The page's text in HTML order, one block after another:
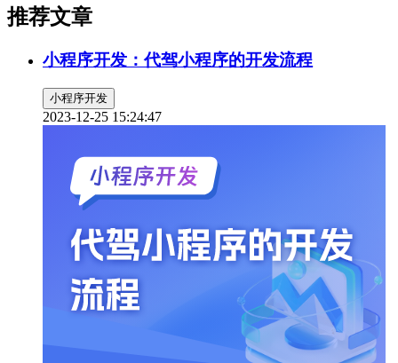
推荐文章
小程序开发：代驾小程序的开发流程
小程序开发
2023-12-25 15:24:47